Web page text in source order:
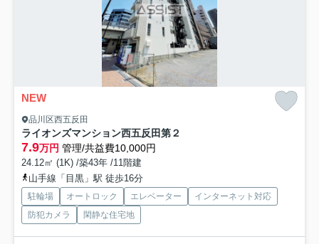
NEW
品川区西五反田
ライオンズマンション西五反田第２
7.9万円 管理/共益費10,000円
24.12㎡ (1K) /築43年 /11階建
山手線「目黒」駅 徒歩16分
駐輪場 オートロック エレベーター
インターネット対応
防犯カメラ
閑静な住宅地